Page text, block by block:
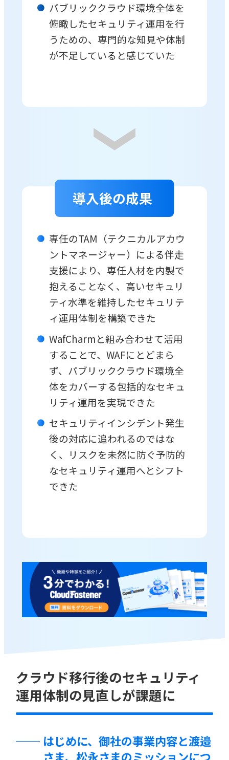
パブリッククラウド環境全体を
俯瞰したセキュリティ運用を行
うための、専門的な知見や体制
が不足していると感じていた
導入後の成果
専任のTAM（テクニカルアカウ
ントマネージャー）による伴走
支援により、専任人材を内製で
抱えることなく、高いセキュリ
ティ水準を維持したセキュリテ
ィ運用体制を構築できた
WafCharmと組み合わせて活用
することで、WAFにとどまら
ず、パブリッククラウド環境全
体をカバーする包括的なセキュ
リティ運用を実現できた
セキュリティインシデント発生
後の対応に追われるのではな
く、リスクを未然に防ぐ予防的
なセキュリティ運用へとシフト
できた
クラウド移行後のセキュリティ
運用体制の見直しが課題に
はじめに、御社の事業内容と渡邉
さま、松永さまのミッションにつ